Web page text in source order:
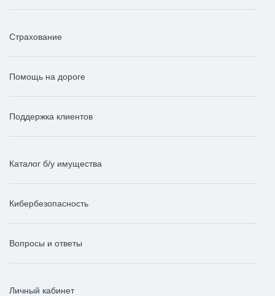
Страхование
Помощь на дороге
Поддержка клиентов
Каталог б/у имущества
Кибербезопасность
Вопросы и ответы
Личный кабинет